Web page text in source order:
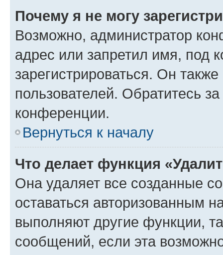
Почему я не могу
Возможно, администратор
адрес или запретил имя, под
зарегистрироваться. Он
пользователей. Обратитесь
конференции.
Вернуться к началу
Что делает функция
Она удаляет все созданные
оставаться авторизованным
выполняют другие функции,
сообщений, если эта